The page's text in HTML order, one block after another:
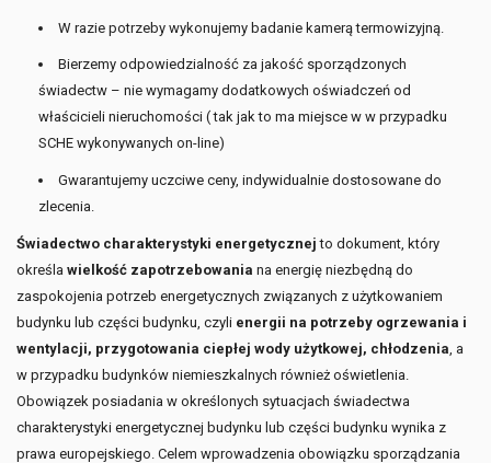
W razie potrzeby wykonujemy badanie kamerą termowizyjną.
Bierzemy odpowiedzialność za jakość sporządzonych
świadectw – nie wymagamy dodatkowych oświadczeń od
właścicieli nieruchomości ( tak jak to ma miejsce w w przypadku
SCHE wykonywanych on-line)
Gwarantujemy uczciwe ceny, indywidualnie dostosowane do
zlecenia.
Świadectwo charakterystyki energetycznej to dokument, który
określa wielkość zapotrzebowania na energię niezbędną do
zaspokojenia potrzeb energetycznych związanych z użytkowaniem
budynku lub części budynku, czyli energii na potrzeby ogrzewania i
wentylacji, przygotowania ciepłej wody użytkowej, chłodzenia, a
w przypadku budynków niemieszkalnych również oświetlenia.
Obowiązek posiadania w określonych sytuacjach świadectwa
charakterystyki energetycznej budynku lub części budynku wynika z
prawa europejskiego. Celem wprowadzenia obowiązku sporządzania